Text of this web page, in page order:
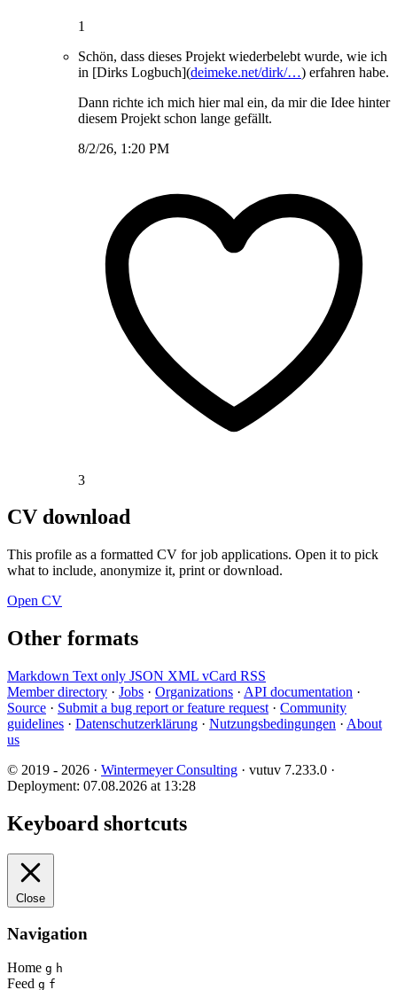
1
Schön, dass dieses Projekt wiederbelebt wurde, wie ich
in [Dirks Logbuch](deimeke.net/dirk/…) erfahren habe.
Dann richte ich mich hier mal ein, da mir die Idee hinter
diesem Projekt schon lange gefällt.
8/2/26, 1:20 PM
3
CV download
This profile as a formatted CV for job applications. Open it to pick
what to include, anonymize it, print or download.
Open CV
Other formats
Markdown Text only JSON XML vCard RSS
Member directory · Jobs · Organizations · API documentation ·
Source · Submit a bug report or feature request · Community
guidelines · Datenschutzerklärung · Nutzungsbedingungen · About
us
© 2019 - 2026 · Wintermeyer Consulting · vutuv 7.233.0 ·
Deployment: 07.08.2026 at 13:28
Keyboard shortcuts
Close
Navigation
Home g h
Feed g f